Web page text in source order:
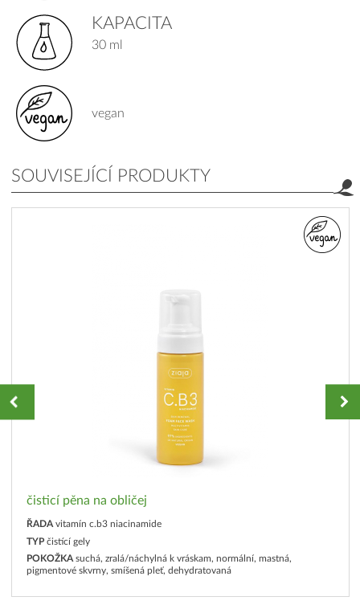
KAPACITA
30 ml
vegan
SOUVISEJÍCÍ PRODUKTY
čisticí pěna na obličej
ŘADA vitamín c.b3 niacinamide
TYP čistící gely
POKOŽKA suchá, zralá/náchylná k vráskam, normální, mastná,
pigmentové skvrny, smíšená pleť, dehydratovaná